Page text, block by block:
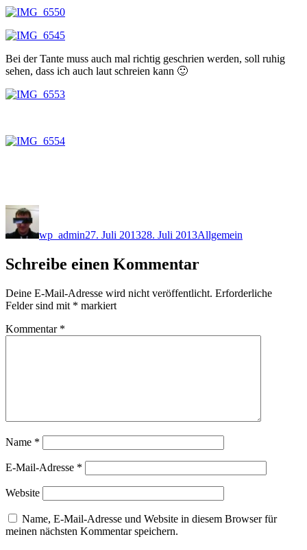
Bei der Tante muss auch mal richtig geschrien werden, soll ruhig
sehen, dass ich auch laut schreien kann 🙂
Autor
wp_admin27. Juli 201328. Juli 2013Allgemein
Schreibe einen Kommentar
Deine E-Mail-Adresse wird nicht veröffentlicht. Erforderliche
Felder sind mit * markiert
Kommentar *
Name *
E-Mail-Adresse *
Website
Name, E-Mail-Adresse und Website in diesem Browser für
meinen nächsten Kommentar speichern.